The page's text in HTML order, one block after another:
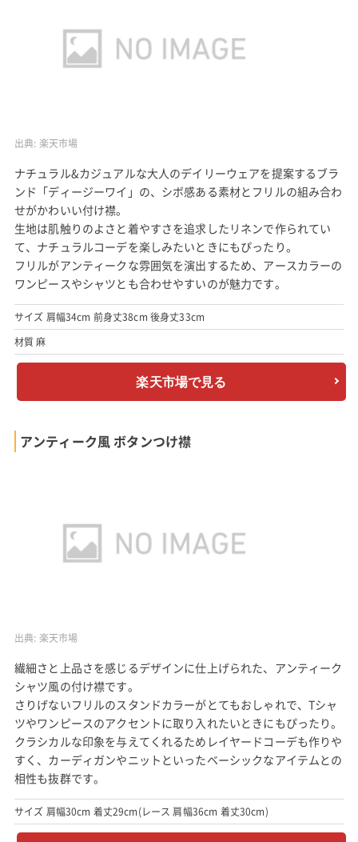
出典: 楽天市場
ナチュラル&カジュアルな大人のデイリーウェアを提案するブラ
ンド「ディージーワイ」の、シボ感ある素材とフリルの組み合わ
せがかわいい付け襟。
生地は肌触りのよさと着やすさを追求したリネンで作られてい
て、ナチュラルコーデを楽しみたいときにもぴったり。
フリルがアンティークな雰囲気を演出するため、アースカラーの
ワンピースやシャツとも合わせやすいのが魅力です。
サイズ 肩幅34cm 前身丈38cm 後身丈33cm
材質 麻
楽天市場で見る
アンティーク風 ボタンつけ襟
出典: 楽天市場
繊細さと上品さを感じるデザインに仕上げられた、アンティーク
シャツ風の付け襟です。
さりげないフリルのスタンドカラーがとてもおしゃれで、Tシャ
ツやワンピースのアクセントに取り入れたいときにもぴったり。
クラシカルな印象を与えてくれるためレイヤードコーデも作りや
すく、カーディガンやニットといったベーシックなアイテムとの
相性も抜群です。
サイズ 肩幅30cm 着丈29cm(レース 肩幅36cm 着丈30cm)